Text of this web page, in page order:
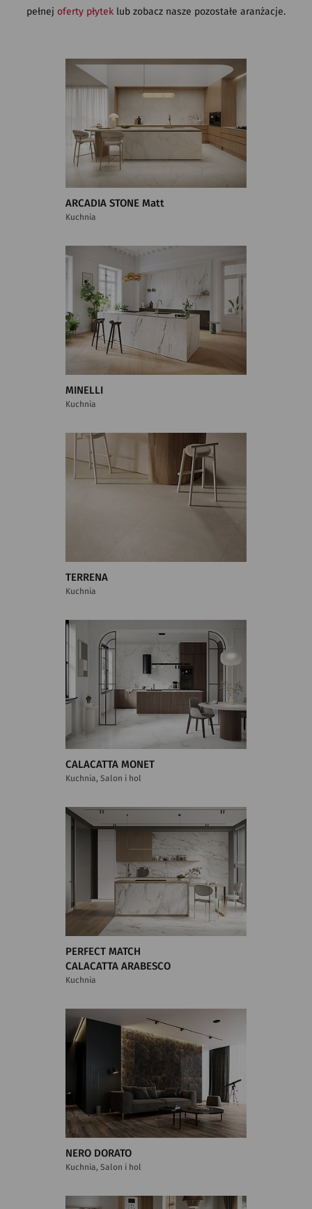
pełnej oferty płytek lub zobacz nasze pozostałe aranżacje.
ARCADIA STONE Matt
Kuchnia
MINELLI
Kuchnia
TERRENA
Kuchnia
CALACATTA MONET
Kuchnia, Salon i hol
PERFECT MATCH
CALACATTA ARABESCO
Kuchnia
NERO DORATO
Kuchnia, Salon i hol